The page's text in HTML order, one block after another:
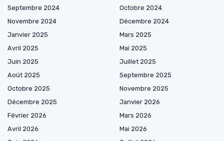
Septembre 2024
Octobre 2024
Novembre 2024
Décembre 2024
Janvier 2025
Mars 2025
Avril 2025
Mai 2025
Juin 2025
Juillet 2025
Août 2025
Septembre 2025
Octobre 2025
Novembre 2025
Décembre 2025
Janvier 2026
Février 2026
Mars 2026
Avril 2026
Mai 2026